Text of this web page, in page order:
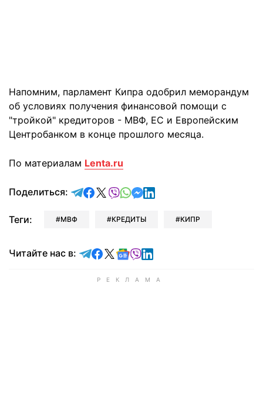
Напомним, парламент Кипра одобрил меморандум
об условиях получения финансовой помощи с
"тройкой" кредиторов - МВФ, ЕС и Европейским
Центробанком в конце прошлого месяца.
По материалам Lenta.ru
Поделиться: отправить в Telegram
поделиться в Facebook
поделиться в X
отправить в Viber
отправить в Whatsapp
отправить в Messenger
отправить в LinkedIn
Теги: МВФ КРЕДИТЫ КИПР
Читайте нас в: Читайте в Telegram
Читайте в Facebook
Читайте в X
Читайте в Google news
Читайте в Viber
Читайте в LinkedIn